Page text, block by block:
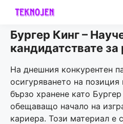
Skip
content
Бургер Кинг –
кандидатствате за
На днешния конкурентен
осигуряването на позиция
бързо хранене като
обещаващо начало на
кариера. Този материал е